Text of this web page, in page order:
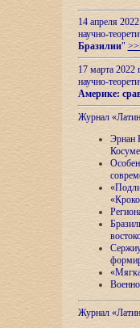
14 апреля
научно-
Бразилии"
17 марта 2022
научно-
Америке:
Журнал
Эрнан
Журнал